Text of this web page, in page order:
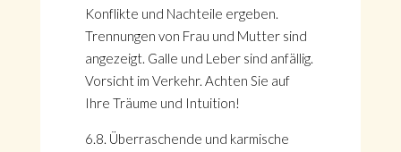
Konflikte und Nachteile ergeben.
Trennungen von Frau und Mutter sind
angezeigt. Galle und Leber sind anfällig.
Vorsicht im Verkehr. Achten Sie auf
Ihre Träume und Intuition!
6.8. Überraschende und karmische